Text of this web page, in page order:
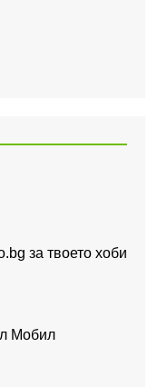
за твоето хоби
Мобил